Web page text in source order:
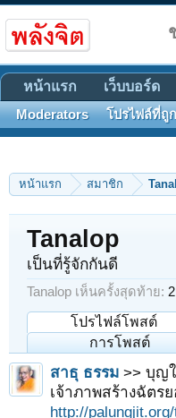
หน้าแรก สมาชิก
Tanalop
เป็นที่รู้จักกันดี
Tanalop เห็นครั้งสุดท้าย:
โปรไฟล์โพสต์
การโพสต์
สาธุ ธรรม >> บุญ
เจ้าภาพสร้างฉัตร
http://
หน้าแรก เว็บบอร์ด
Moderators โปรไฟล์ที่ถู